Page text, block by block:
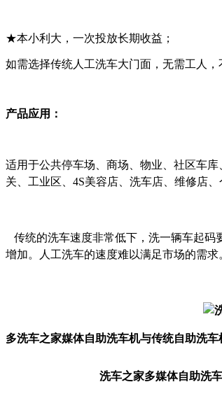
★本小利大，一次投放长期收益；
如需选择传统人工洗车大门面，无需工人
产品应用：
适用于公共停车场、商场、物业、社区车
关、工业区、 4S美容店、洗车店、维修店、
传统的洗车速度非常低下，洗一辆车起
增加。人工洗车的速度难以满足市场的需求
多洗车之家媒体自助洗车机与传统自助洗车
洗车之家多媒体自助洗